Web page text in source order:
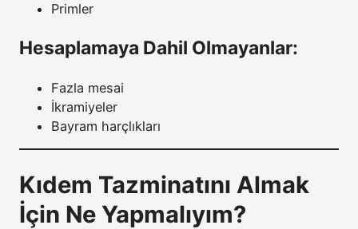
Primler
Hesaplamaya Dahil Olmayanlar:
Fazla mesai
İkramiyeler
Bayram harçlıkları
Kıdem Tazminatını Almak
İçin Ne Yapmalıyım?